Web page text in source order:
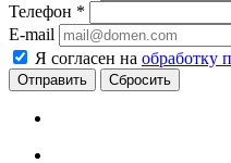
Телефон *
E-mail
Я согласен на обработку
Сбросить